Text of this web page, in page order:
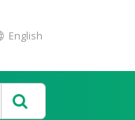
English